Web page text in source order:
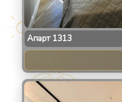
Апарт 1313